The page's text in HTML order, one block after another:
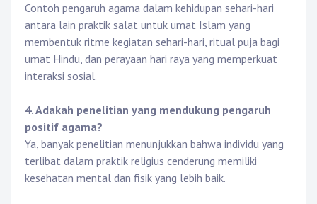
Contoh pengaruh agama dalam kehidupan sehari-hari
antara lain praktik salat untuk umat Islam yang
membentuk ritme kegiatan sehari-hari, ritual puja bagi
umat Hindu, dan perayaan hari raya yang memperkuat
interaksi sosial.
4. Adakah penelitian yang mendukung pengaruh
positif agama?
Ya, banyak penelitian menunjukkan bahwa individu yang
terlibat dalam praktik religius cenderung memiliki
kesehatan mental dan fisik yang lebih baik.